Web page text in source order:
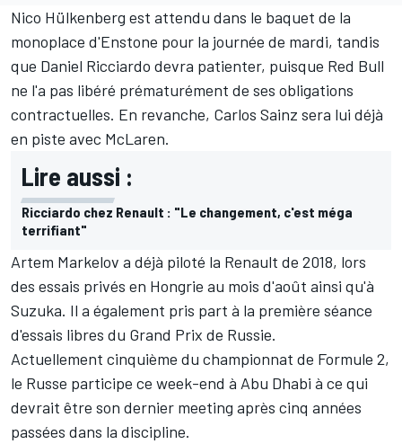
Nico Hülkenberg est attendu dans le baquet de la
monoplace d'Enstone pour la journée de mardi, tandis
que Daniel Ricciardo devra patienter, puisque Red Bull
ne l'a pas libéré prématurément de ses obligations
contractuelles. En revanche, Carlos Sainz sera lui déjà
en piste avec McLaren.
Lire aussi :
Ricciardo chez Renault : "Le changement, c'est méga
terrifiant"
Artem Markelov a déjà piloté la Renault de 2018, lors
des essais privés en Hongrie au mois d'août ainsi qu'à
Suzuka. Il a également pris part à la première séance
d'essais libres du Grand Prix de Russie.
Actuellement cinquième du championnat de Formule 2,
le Russe participe ce week-end à Abu Dhabi à ce qui
devrait être son dernier meeting après cinq années
passées dans la discipline.